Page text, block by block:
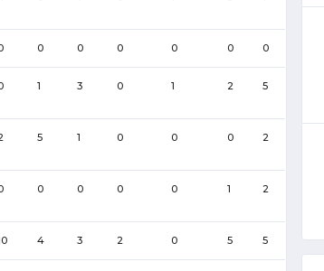
0 0 0 0 0 0
1 3 0 1 2 5
5 1 0 0 0 2
0 0 0 0 1 2
4 3 2 0 5 5